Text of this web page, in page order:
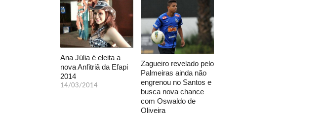
Ana Júlia é eleita a
nova Anfitriã da Efapi
2014
14/03/2014
Zagueiro revelado pelo
Palmeiras ainda não
engrenou no Santos e
busca nova chance
com Oswaldo de
Oliveira